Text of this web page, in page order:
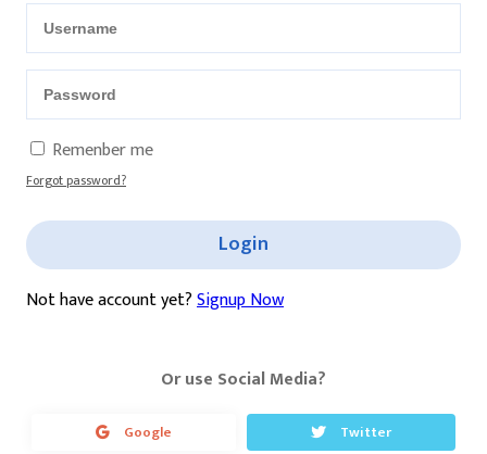
Remenber me
Forgot password?
Login
Not have account yet?Signup Now
Or use Social Media?
Google Twitter